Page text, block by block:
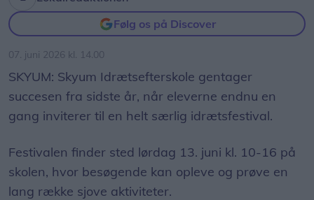
Følg os på Discover
07. juni 2026 kl. 14.00
SKYUM: Skyum Idrætsefterskole gentager
succesen fra sidste år, når eleverne endnu en
gang inviterer til en helt særlig idrætsfestival.
Festivalen finder sted lørdag 13. juni kl. 10-16 på
skolen, hvor besøgende kan opleve og prøve en
lang række sjove aktiviteter.